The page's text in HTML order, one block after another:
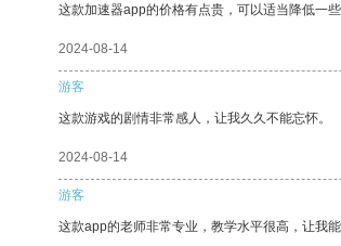
这款加速器app的价格有点贵，可以适当降低一
2024-08-14
游客
这款游戏的剧情非常感人，让我久久不能忘怀。
2024-08-14
游客
这款app的老师非常专业，教学水平很高，让我能